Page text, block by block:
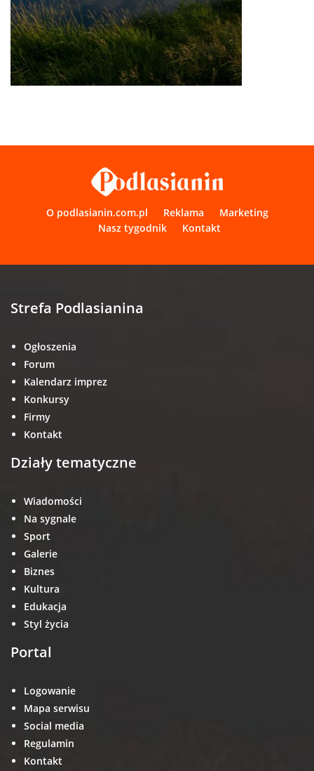
O podlasianin.com.pl Reklama
Marketing
Nasz tygodnik
Kontakt
Strefa Podlasianina
Ogłoszenia
Forum
Kalendarz imprez
Konkursy
Firmy
Kontakt
Działy tematyczne
Wiadomości
Na sygnale
Sport
Galerie
Biznes
Kultura
Edukacja
Styl życia
Portal
Logowanie
Mapa serwisu
Social media
Regulamin
Kontakt